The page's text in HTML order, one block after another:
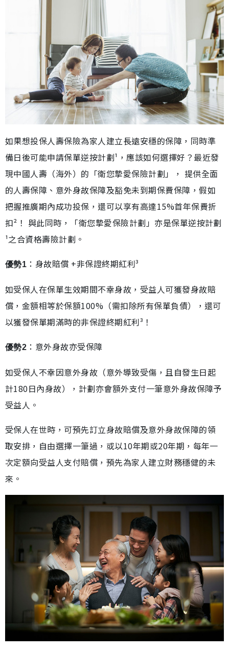
如果想投保人壽保險為家人建立長遠安穩的保障，同時準
備日後可能申請保單逆按計劃¹，應該如何選擇好？最近發
現中國人壽（海外）的「衛您摯愛保險計劃」， 提供全面
的人壽保障、意外身故保障及豁免未到期保費保障，假如
把握推廣期內成功投保，還可以享有高達15%首年保費折
扣²！ 與此同時，「衛您摯愛保險計劃」亦是保單逆按計劃
¹之合資格壽險計劃。
優勢1 ：身故賠償 +非保證終期紅利³
如受保人在保單生效期間不幸身故，受益人可獲發身故賠
償，金額相等於保額100%（需扣除所有保單負債），還可
以獲發保單期滿時的非保證終期紅利³！
優勢2 ：意外身故亦受保障
如受保人不幸因意外身故（意外導致受傷，且自發生日起
計180日內身故），計劃亦會額外支付一筆意外身故保障予
受益人。
受保人在世時，可預先訂立身故賠償及意外身故保障的領
取安排，自由選擇一筆過，或以10年期或20年期，每年一
次定額向受益人支付賠償，預先為家人建立財務穩健的未
來。